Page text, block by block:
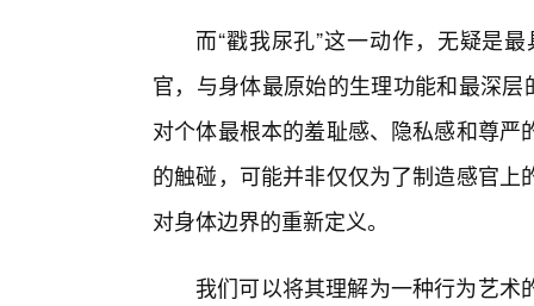
而“戳我尿孔”这一动作，无疑是
官，与身体最原始的生理功能和最深
对个体最根本的羞耻感、隐私感和尊
的触碰，可能并非仅仅为了制造感官
对身体边界的重新定义。
我们可以将其理解为一种行为艺